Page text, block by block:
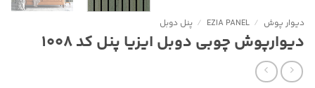
دیوار پوش /
EZIA PANEL
/ پنل دوبل
دیوارپوش چوبی دوبل ایزیا پنل کد 1008